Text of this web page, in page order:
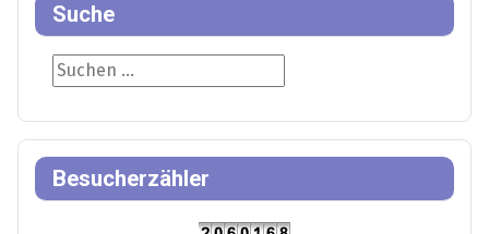
Suche
Suche
Besucherzähler